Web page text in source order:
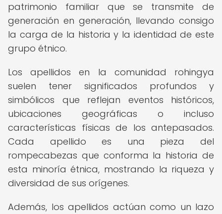
patrimonio familiar que se transmite de
generación en generación, llevando consigo
la carga de la historia y la identidad de este
grupo étnico.
Los apellidos en la comunidad rohingya
suelen tener significados profundos y
simbólicos que reflejan eventos históricos,
ubicaciones geográficas o incluso
características físicas de los antepasados.
Cada apellido es una pieza del
rompecabezas que conforma la historia de
esta minoría étnica, mostrando la riqueza y
diversidad de sus orígenes.
Además, los apellidos actúan como un lazo